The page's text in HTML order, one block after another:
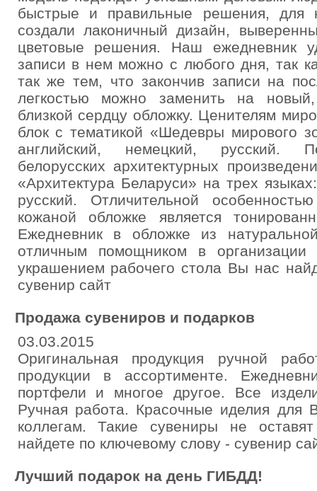
быстрые и правильные решения,
создали лаконичный дизайн,
цветовые решения. Наш ежедневник
записи в нем можно с любого дня, так
так же тем, что закончив записи на
легкостью можно заменить на
близкой сердцу обложку. Ценителям
блок с тематикой «Шедевры мирового
английский, немецкий, русский.
белорусских архитектурных
«Архитектура Беларуси» на трех
русский. Отличительной
кожаной обложке является
Ежедневник в обложке из
отличным помощником в
украшением рабочего стола Вы нас
сувенир сайт
Продажа сувениров и подарков
03.03.2015
Оригинальная продукция ручной
продукции в ассортименте.
портфели и многое другое. Все
Ручная работа. Красочные иделия для
коллегам. Такие сувениры не
найдете по ключевому слову - сувенир
Лучший подарок на день ГИБДД!